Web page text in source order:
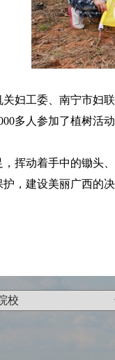
工委、南宁市妇
多人参加了植树活
动着手中的锄头、
，建设美丽广西的